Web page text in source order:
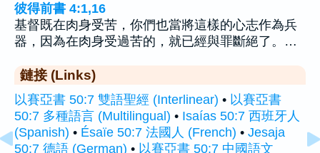
彼得前書 4:1,16
基督既在肉身受苦，你們也當將這樣的心志作為兵
器，因為在肉身受過苦的，就已經與罪斷絕了。…
鏈接 (Links)
以賽亞書 50:7 雙語聖經 (Interlinear) • 以賽亞書
50:7 多種語言 (Multilingual) • Isaías 50:7 西班牙人
(Spanish) • Ésaïe 50:7 法國人 (French) • Jesaja
50:7 德語 (German) • 以賽亞書 50:7 中國語文